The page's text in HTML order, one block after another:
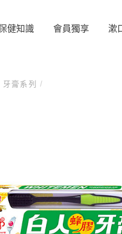
健知識 會員獨享 漱
牙膏系列/